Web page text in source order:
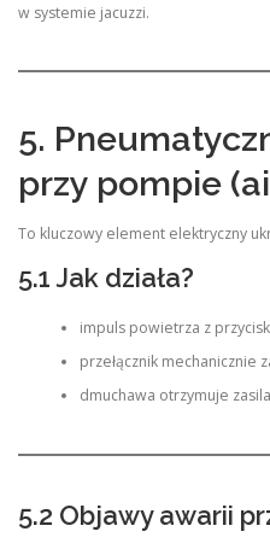
w systemie jacuzzi.
5.
przy pompie
To kluczowy element elektryczny
5.1 Jak działa?
impuls powietrza z
przełącznik mechanicznie
dmuchawa otrzymuje
5.2 Objawy awarii